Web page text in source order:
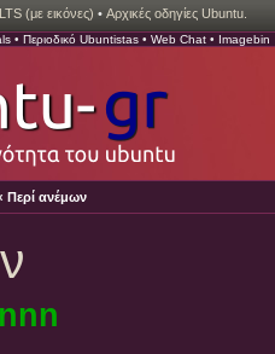
(με εικόνες) • Αρχικές οδηγίες Ubuntu.
• Περιοδικό Ubuntistas • Web Chat • Imagebin
‹ Περί ανέμων